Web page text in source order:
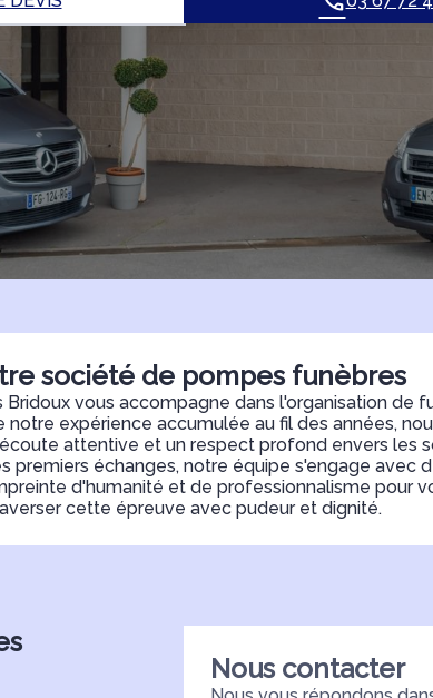
société de pompes funèbres
vous accompagne dans l'organisation de
notre expérience accumulée au fil des années,
attentive et un respect profond envers les
premiers échanges, notre équipe s'engage avec
d'humanité et de professionnalisme pour
cette épreuve avec pudeur et dignité.
Nous contacter